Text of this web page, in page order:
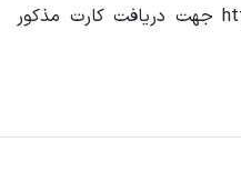
لینک https: //neservices.irsbf.ir جهت دریافت کارت مذکور